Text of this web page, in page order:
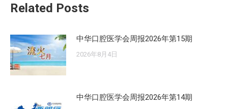
Related Posts
中华口腔医学会周报2026年第15期
2026年8月4日
中华口腔医学会周报2026年第14期